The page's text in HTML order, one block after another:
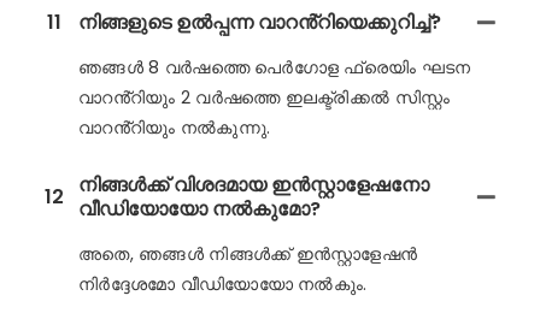
11 നിങ്ങളുടെ ഉൽപ്പന്ന വാറൻ്റിയെക്കുറിച്ച്?
ഞങ്ങൾ 8 വർഷത്തെ പെർഗോള ഫ്രെയിം ഘടന
വാറൻ്റിയും 2 വർഷത്തെ ഇലക്ട്രിക്കൽ സിസ്റ്റം
വാറൻ്റിയും നൽകുന്നു.
12
നിങ്ങൾക്ക് വിശദമായ ഇൻസ്റ്റാളേഷനോ
വീഡിയോയോ നൽകുമോ?
അതെ, ഞങ്ങൾ നിങ്ങൾക്ക് ഇൻസ്റ്റാളേഷൻ
നിർദ്ദേശമോ വീഡിയോയോ നൽകും.